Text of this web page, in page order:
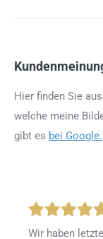
Hier finden Sie
welche meine
gibt es bei Google.
Wir haben